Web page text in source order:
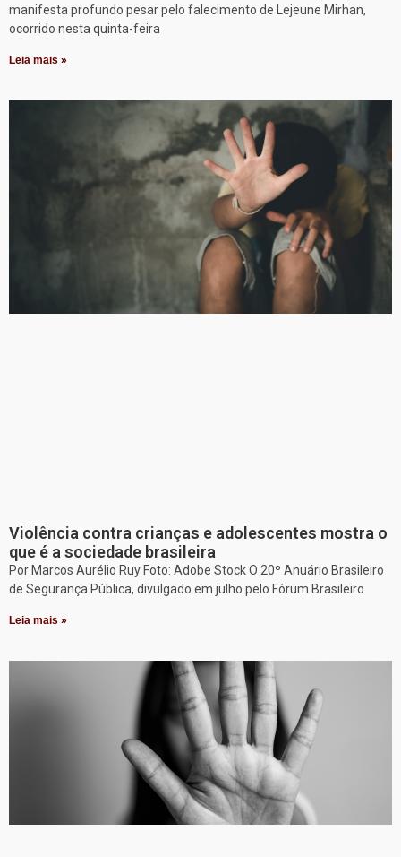
manifesta profundo pesar pelo falecimento de Lejeune Mirhan,
ocorrido nesta quinta-feira
Leia mais »
Violência contra crianças e adolescentes mostra o
que é a sociedade brasileira
Por Marcos Aurélio Ruy Foto: Adobe Stock O 20º Anuário Brasileiro
de Segurança Pública, divulgado em julho pelo Fórum Brasileiro
Leia mais »